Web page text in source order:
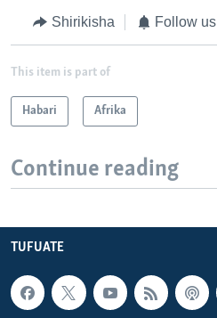
Shirikisha Follow us
This item is part of
Habari Afrika
Continue reading
TUFUATE